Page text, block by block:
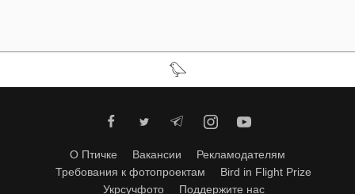
О Птичке Вакансии
Рекламодателям
Требования к фотопроектам
Bird in Flight Prize
Укрсучфото
Поддержите нас